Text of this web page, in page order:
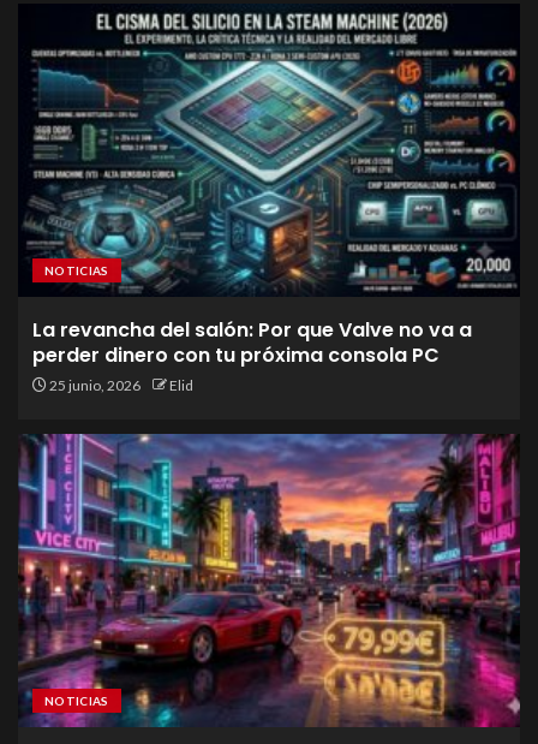
NOTICIAS
La revancha del salón: Por que Valve no va a
perder dinero con tu próxima consola PC
25 junio, 2026 Elid
NOTICIAS